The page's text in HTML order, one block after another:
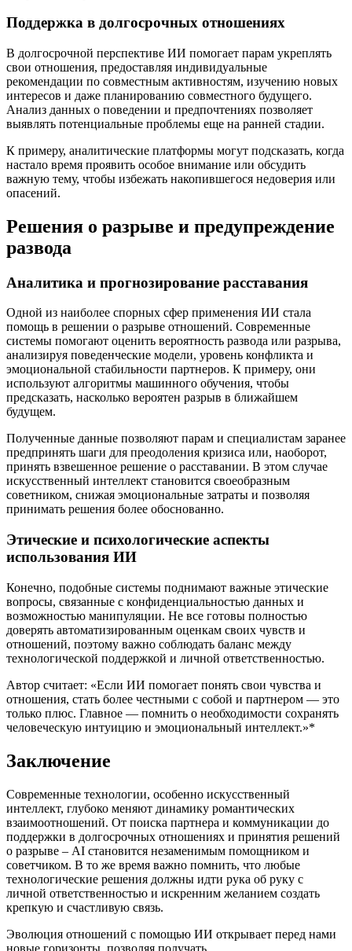
Поддержка в долгосрочных отношениях
В долгосрочной перспективе ИИ помогает парам укреплять
свои отношения, предоставляя индивидуальные
рекомендации по совместным активностям, изучению новых
интересов и даже планированию совместного будущего.
Анализ данных о поведении и предпочтениях позволяет
выявлять потенциальные проблемы еще на ранней стадии.
К примеру, аналитические платформы могут подсказать, когда
настало время проявить особое внимание или обсудить
важную тему, чтобы избежать накопившегося недоверия или
опасений.
Решения о разрыве и предупреждение
развода
Аналитика и прогнозирование расставания
Одной из наиболее спорных сфер применения ИИ стала
помощь в решении о разрыве отношений. Современные
системы помогают оценить вероятность развода или разрыва,
анализируя поведенческие модели, уровень конфликта и
эмоциональной стабильности партнеров. К примеру, они
используют алгоритмы машинного обучения, чтобы
предсказать, насколько вероятен разрыв в ближайшем
будущем.
Полученные данные позволяют парам и специалистам заранее
предпринять шаги для преодоления кризиса или, наоборот,
принять взвешенное решение о расставании. В этом случае
искусственный интеллект становится своеобразным
советником, снижая эмоциональные затраты и позволяя
принимать решения более обоснованно.
Этические и психологические аспекты
использования ИИ
Конечно, подобные системы поднимают важные этические
вопросы, связанные с конфиденциальностью данных и
возможностью манипуляции. Не все готовы полностью
доверять автоматизированным оценкам своих чувств и
отношений, поэтому важно соблюдать баланс между
технологической поддержкой и личной ответственностью.
Автор считает: «Если ИИ помогает понять свои чувства и
отношения, стать более честными с собой и партнером — это
только плюс. Главное — помнить о необходимости сохранять
человеческую интуицию и эмоциональный интеллект.»*
Заключение
Современные технологии, особенно искусственный
интеллект, глубоко меняют динамику романтических
взаимоотношений. От поиска партнера и коммуникации до
поддержки в долгосрочных отношениях и принятия решений
о разрыве – AI становится незаменимым помощником и
советчиком. В то же время важно помнить, что любые
технологические решения должны идти рука об руку с
личной ответственностью и искренним желанием создать
крепкую и счастливую связь.
Эволюция отношений с помощью ИИ открывает перед нами
новые горизонты, позволяя получать